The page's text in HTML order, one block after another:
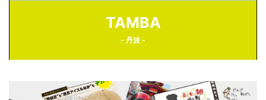
TAMBA
- 丹波 -